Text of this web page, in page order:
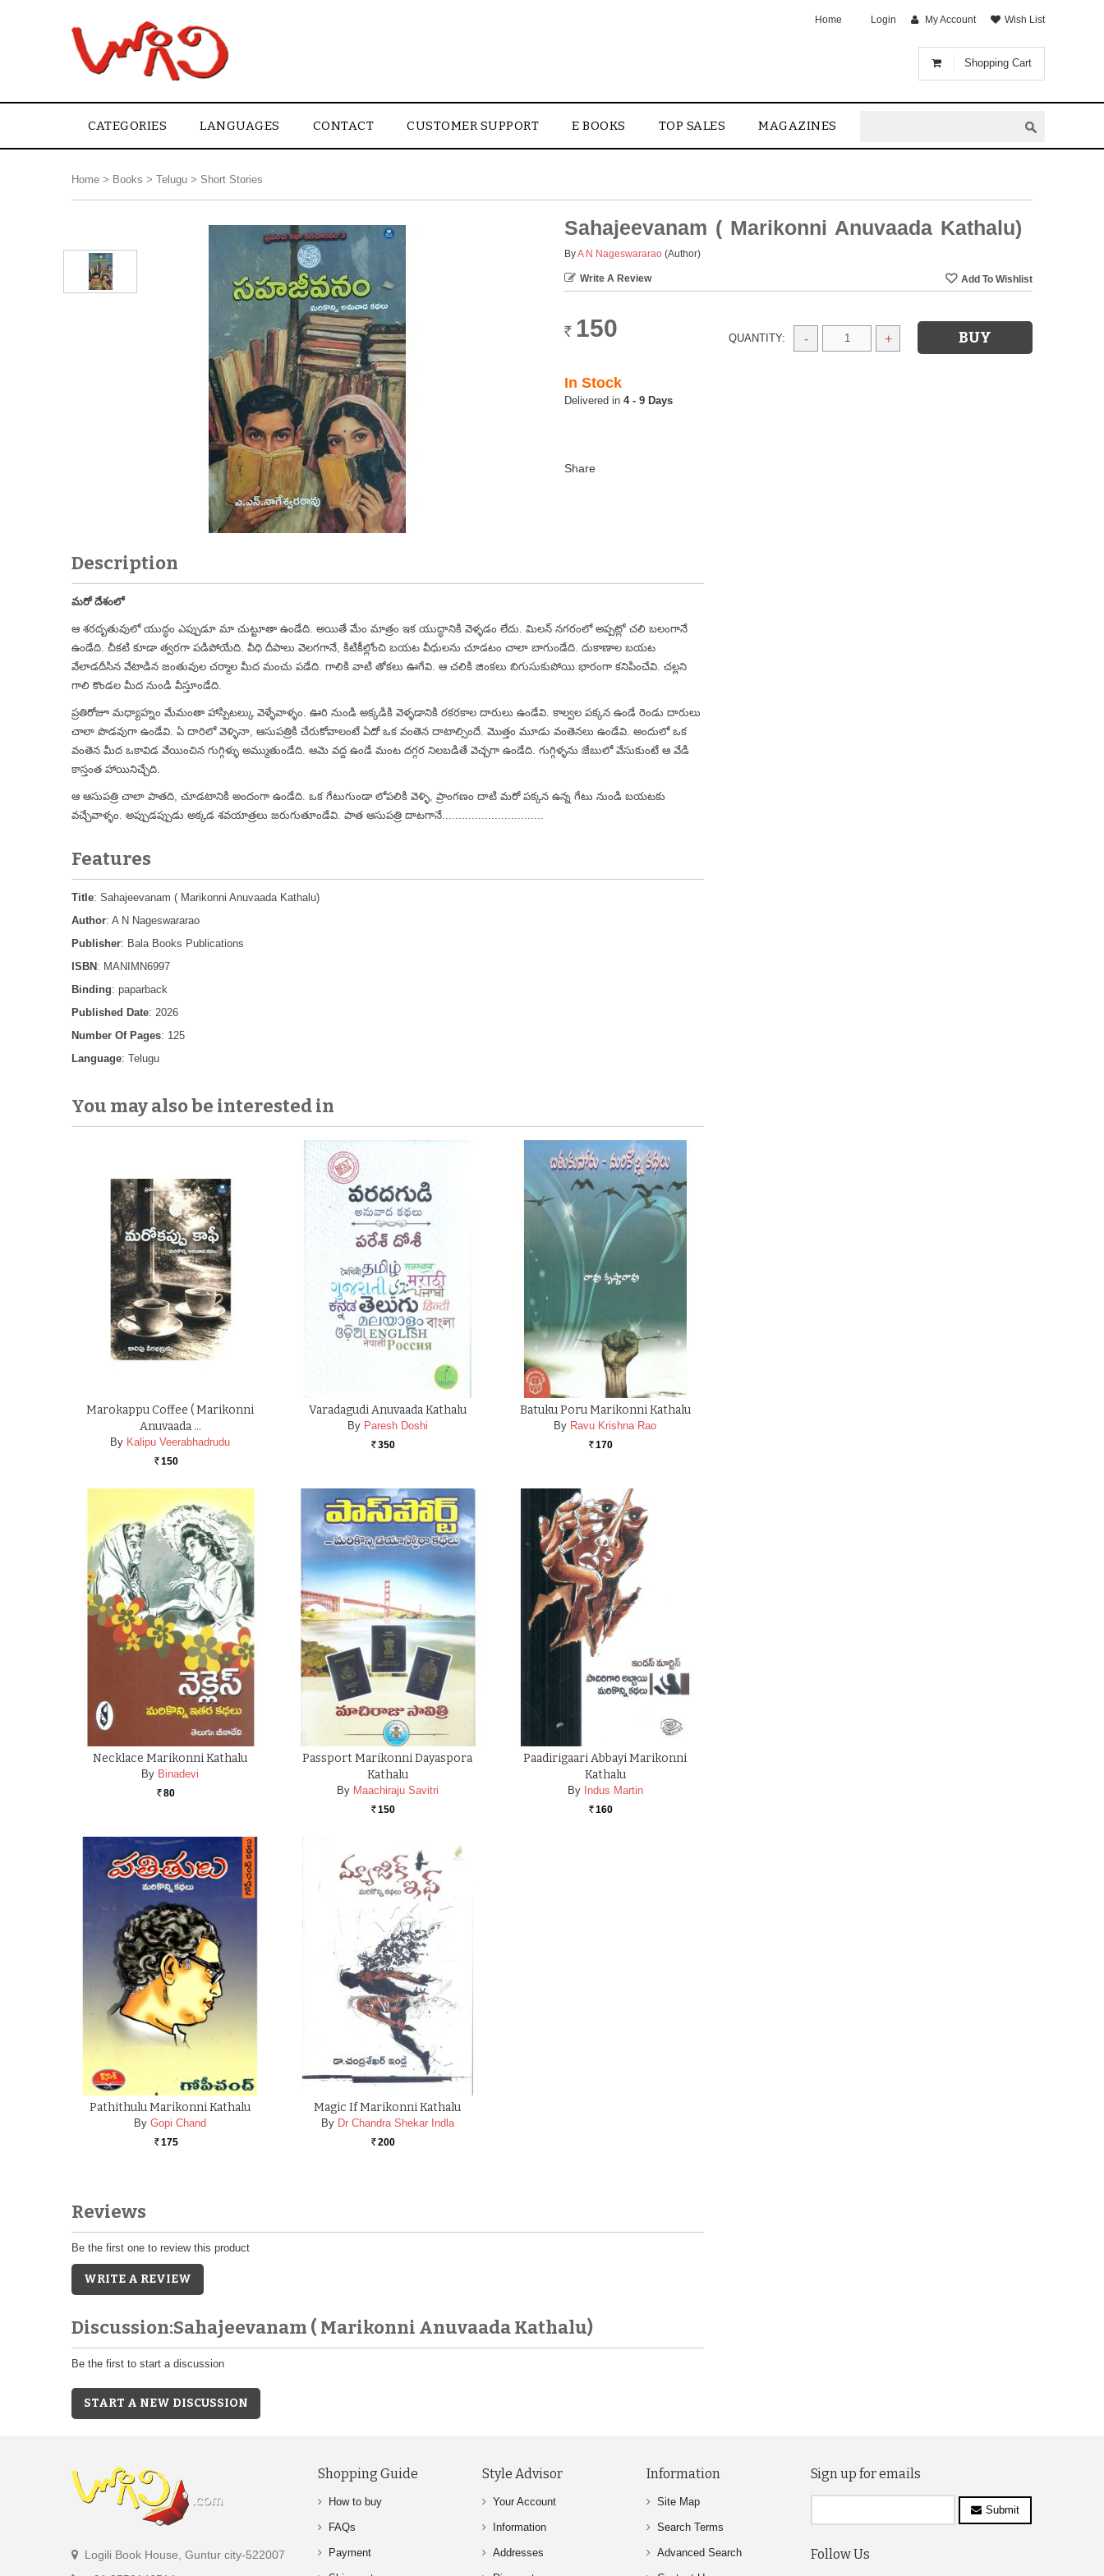
Shopping Cart
Home Login My Account Wish List
CATEGORIES LANGUAGES CONTACT CUSTOMER SUPPORT E BOOKS TOP SALES MAGAZINES
Home > Books > Telugu > Short Stories
Sahajeevanam ( Marikonni Anuvaada Kathalu)
ByA N Nageswararao (Author)
Write A Review
Rs. 150 QUANTITY: - +
In Stock
4 - 9 Days
Description
మరో దేశంలో
ఆ శరదృతువులో యుద్ధం ఎప్పుడూ మా చుట్టూతా ఉండేది. అయితే మేం మాత్రం ఇక యుద్ధానికి వెళ్ళడం లేదు. మిలన్ నగరంలో అప్పట్లో చలి బలంగానే
ఉండేది. చీకటి కూడా త్వరగా పడిపోయేది. వీధి దీపాలు వెలగగానే, కిటికీల్లోంచి బయట వీధులను చూడటం చాలా బాగుండేది. దుకాణాల బయట
వేలాడదీసిన వేటాడిన జంతువుల చర్మాల మీద మంచు పడేది. గాలికి వాటి తోకలు ఊగేవి. ఆ చలికి జింకలు బిగుసుకుపోయి భారంగా కనిపించేవి. చల్లని
గాలి కొండల మీద నుండి వీస్తూండేది.
ప్రతిరోజూ మధ్యాహ్నం మేమంతా హాస్పిటల్కు వెళ్ళేవాళ్ళం. ఊరి నుండి అక్కడికి వెళ్ళడానికి రకరకాల దారులు ఉండేవి. కాల్వల పక్కన ఉండే రెండు దారులు
చాలా పొడవుగా ఉండేవి. ఏ దారిలో వెళ్ళినా, ఆసుపత్రికి చేరుకోవాలంటే ఏదో ఒక వంతెన దాటాల్సిందే. మొత్తం మూడు వంతెనలు ఉండేవి. అందులో ఒక
వంతెన మీద ఒకావిడ వేయించిన గుగ్గిళ్ళు అమ్ముతుండేది. ఆమె వద్ద ఉండే మంట దగ్గర నిలబడితే వెచ్చగా ఉండేది. గుగ్గిళ్ళను జేబులో వేసుకుంటే ఆ వేడి
కాస్తంత హాయినిచ్చేది.
ఆ ఆసుపత్రి చాలా పాతది, చూడటానికి అందంగా ఉండేది. ఒక గేటుగుండా లోపలికి వెళ్ళి, ప్రాంగణం దాటి మరో పక్కన ఉన్న గేటు నుండి బయటకు
వచ్చేవాళ్ళం. అప్పుడప్పుడు అక్కడ శవయాత్రలు జరుగుతూండేవి. పాత ఆసుపత్రి దాటగానే...............................
Features
Title: Sahajeevanam ( Marikonni Anuvaada Kathalu)
Author: A N Nageswararao
Publisher: Bala Books Publications
ISBN : MANIMN6997
Binding: paparback
Published Date: 2026
Number Of Pages: 125
Language: Telugu
You may also be interested in
Marokappu Coffee ( Marikonni
Anuvaada …
By Kalipu Veerabhadrudu
Rs. 150
Varadagudi Anuvaada Kathalu
By Paresh Doshi
Rs. 350
Batuku Poru Marikonni Kathalu
By Ravu Krishna Rao
Rs. 170
Necklace Marikonni Kathalu
By Binadevi
Rs. 80
Passport Marikonni Dayaspora
Kathalu
By Maachiraju Savitri
Rs. 150
Paadirigaari Abbayi Marikonni
Kathalu
By Indus Martin
Rs. 160
Pathithulu Marikonni Kathalu
By Gopi Chand
Rs. 175
Magic If Marikonni Kathalu
By Dr Chandra Shekar Indla
Rs. 200
Reviews
Be the first one to review this product
WRITE A REVIEW
Discussion:Sahajeevanam ( Marikonni Anuvaada Kathalu)
Be the first to start a discussion
START A NEW DISCUSSION
Logili Book House, Guntur city-522007
Shopping Guide
How to buy
FAQs
Payment
Style Advisor
Your Account
Information
Addresses
Information
Site Map
Search Terms
Advanced Search
Sign up for emails
Submit
Follow Us